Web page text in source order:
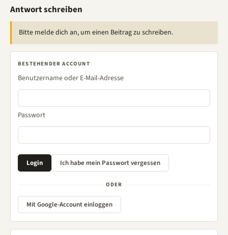
Antwort schreiben
Bitte melde dich an, um einen Beitrag zu schreiben.
BESTEHENDER ACCOUNT
Benutzername oder E-Mail-Adresse
Passwort
ODER
Mit Google-Account einloggen